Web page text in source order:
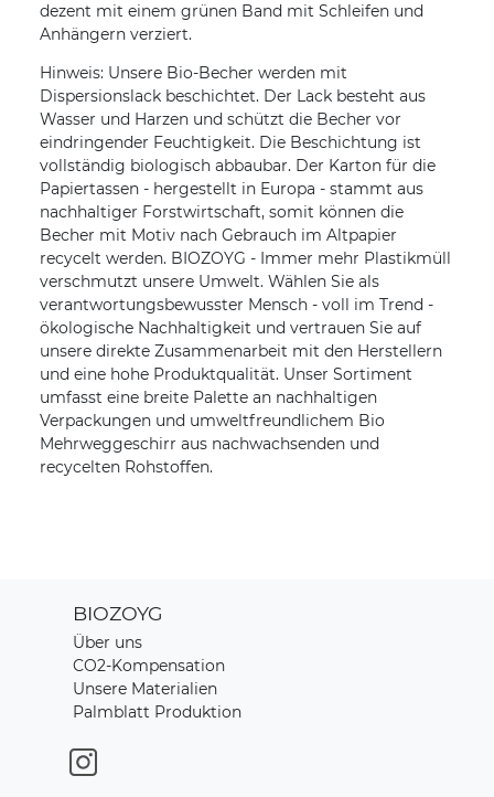
dezent mit einem grünen Band mit Schleifen und
Anhängern verziert.
Hinweis: Unsere Bio-Becher werden mit
Dispersionslack beschichtet. Der Lack besteht aus
Wasser und Harzen und schützt die Becher vor
eindringender Feuchtigkeit. Die Beschichtung ist
vollständig biologisch abbaubar. Der Karton für die
Papiertassen - hergestellt in Europa - stammt aus
nachhaltiger Forstwirtschaft, somit können die
Becher mit Motiv nach Gebrauch im Altpapier
recycelt werden. BIOZOYG - Immer mehr Plastikmüll
verschmutzt unsere Umwelt. Wählen Sie als
verantwortungsbewusster Mensch - voll im Trend -
ökologische Nachhaltigkeit und vertrauen Sie auf
unsere direkte Zusammenarbeit mit den Herstellern
und eine hohe Produktqualität. Unser Sortiment
umfasst eine breite Palette an nachhaltigen
Verpackungen und umweltfreundlichem Bio
Mehrweggeschirr aus nachwachsenden und
recycelten Rohstoffen.
BIOZOYG
Über uns
CO2-Kompensation
Unsere Materialien
Palmblatt Produktion